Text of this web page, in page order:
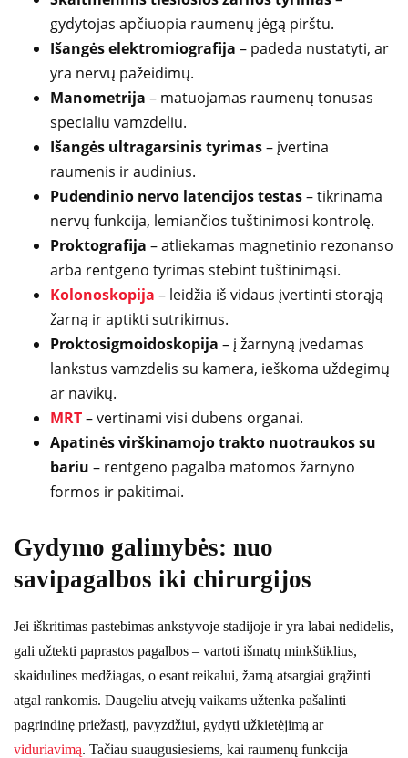
gydytojas apčiuopia raumenų jėgą pirštu.
Išangės elektromiografija – padeda nustatyti, ar
yra nervų pažeidimų.
Manometrija – matuojamas raumenų tonusas
specialiu vamzdeliu.
Išangės ultragarsinis tyrimas– įvertina
raumenis ir audinius.
Pudendinio nervo latencijos testas– tikrinama
nervų funkcija, lemiančios tuštinimosi kontrolę.
Proktografija – atliekamas magnetinio rezonanso
arba rentgeno tyrimas stebint tuštinimąsi.
Kolonoskopija – leidžia iš vidaus įvertinti storąją
žarną ir aptikti sutrikimus.
Proktosigmoidoskopija – į žarnyną įvedamas
lankstus vamzdelis su kamera, ieškoma uždegimų
ar navikų.
MRT– vertinami visi dubens organai.
Apatinės virškinamojo trakto nuotraukos su
bariu – rentgeno pagalba matomos žarnyno
formos ir pakitimai.
Gydymo galimybės: nuo
savipagalbos iki chirurgijos
Jei iškritimas pastebimas ankstyvoje stadijoje ir yra labai nedidelis,
gali užtekti paprastos pagalbos – vartoti išmatų minkštiklius,
skaidulines medžiagas, o esant reikalui, žarną atsargiai grąžinti
atgal rankomis. Daugeliu atvejų vaikams užtenka pašalinti
pagrindinę priežastį, pavyzdžiui, gydyti užkietėjimą ar
viduriavimą. Tačiau suaugusiesiems, kai raumenų funkcija